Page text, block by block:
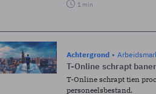
1 min
Achtergrond
T-Online schrapt
T-Online schrapt tien
personeelsbestand.